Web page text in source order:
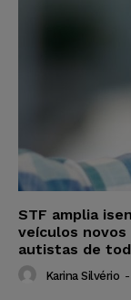
STF amplia
veículos novos
autistas de
Karina Silvério -